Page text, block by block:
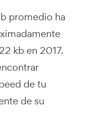
promedio ha
kb en 2017.
de tu
de su